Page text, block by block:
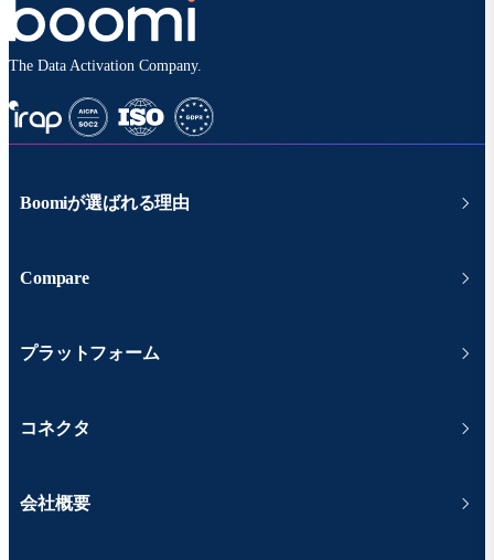
The Data Activation Company.
Boomiが選ばれる理由
Compare
プラットフォーム
コネクタ
会社概要